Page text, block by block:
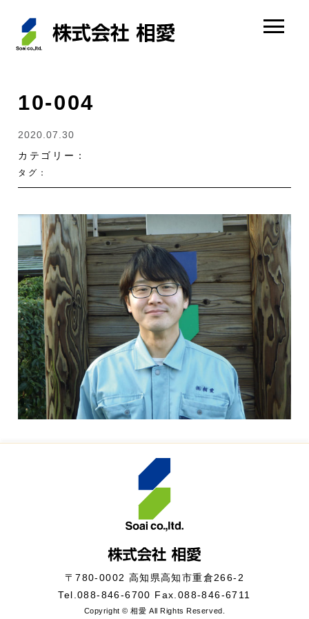
10-004
2020.07.30
カテゴリー：
タグ：
〒780-0002 高知県高知市重倉266-2
Tel.088-846-6700 Fax.088-846-6711
Copyright © 相愛 All Rights Reserved.